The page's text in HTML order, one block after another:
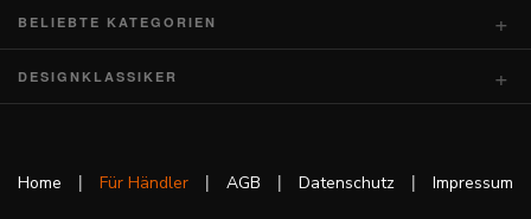
BELIEBTE KATEGORIEN
DESIGNKLASSIKER
Home | Für Händler | AGB | Datenschutz | Impressum